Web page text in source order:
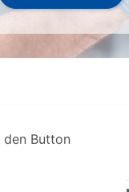
den Button